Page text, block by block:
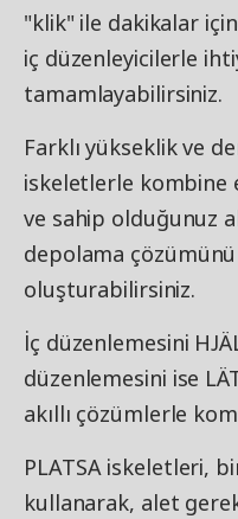
"klik" ile dakikalar
iç düzenleyicilerle
tamamlayabilirsiniz.
Farklı yükseklik ve
iskeletlerle kombine
ve sahip olduğunuz
depolama
oluşturabilirsiniz.
İç düzenlemesini
düzenlemesini ise
akıllı çözümlerle
PLATSA iskeletleri,
kullanarak, alet